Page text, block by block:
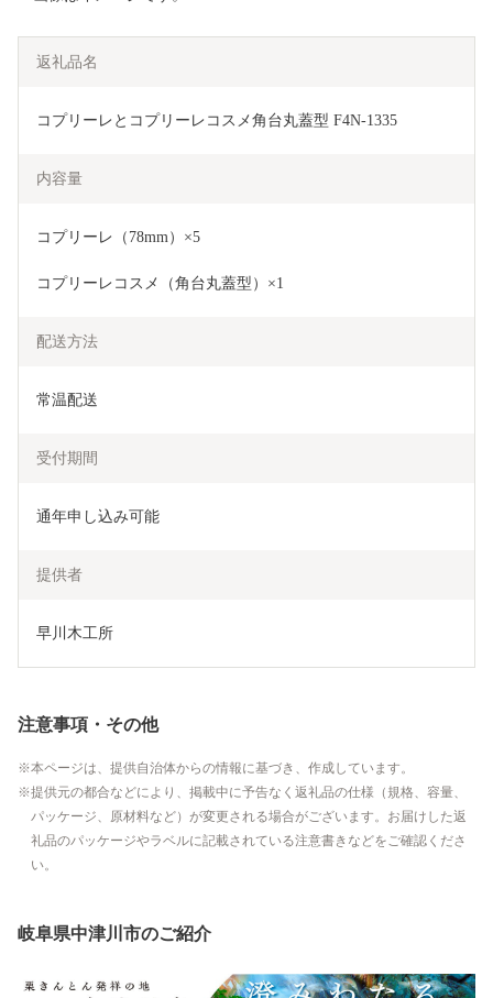
返礼品名
コプリーレとコプリーレコスメ角台丸蓋型 F4N-1335
内容量
コプリーレ（78mm）×5
コプリーレコスメ（角台丸蓋型）×1
配送方法
常温配送
受付期間
通年申し込み可能
提供者
早川木工所
注意事項・その他
本ページは、提供自治体からの情報に基づき、作成しています。
提供元の都合などにより、掲載中に予告なく返礼品の仕様（規格、容量、
パッケージ、原材料など）が変更される場合がございます。お届けした返
礼品のパッケージやラベルに記載されている注意書きなどをご確認くださ
い。
岐阜県中津川市のご紹介